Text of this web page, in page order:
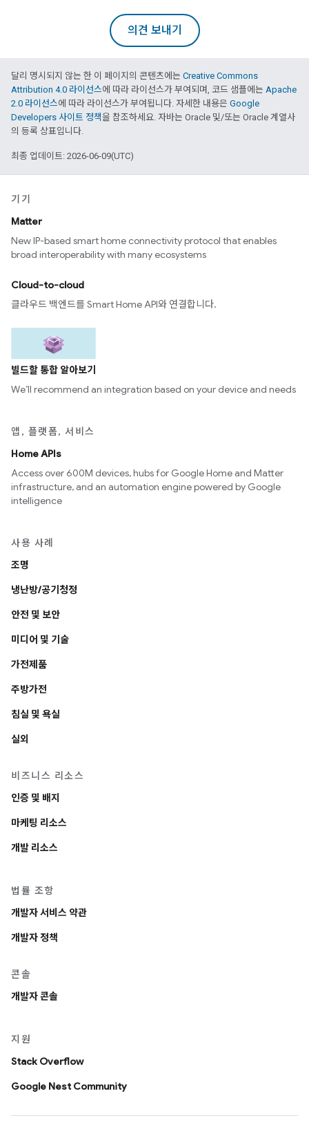
의견 보내기
달리 명시되지 않는 한 이 페이지의 콘텐츠에는 Creative Commons
Attribution 4.0 라이선스에 따라 라이선스가 부여되며, 코드 샘플에는 Apache
2.0 라이선스에 따라 라이선스가 부여됩니다. 자세한 내용은 Google
Developers 사이트 정책을 참조하세요. 자바는 Oracle 및/또는 Oracle 계열사
의 등록 상표입니다.
최종 업데이트: 2026-06-09(UTC)
기기
Matter
New IP-based smart home connectivity protocol that enables
broad interoperability with many ecosystems
Cloud-to-cloud
클라우드 백엔드를 Smart Home API와 연결합니다.
빌드할 통합 알아보기
We’ll recommend an integration based on your device and needs
앱, 플랫폼, 서비스
Home APIs
Access over 600M devices, hubs for Google Home and Matter
infrastructure, and an automation engine powered by Google
intelligence
사용 사례
조명
냉난방/공기청정
안전 및 보안
미디어 및 기술
가전제품
주방가전
침실 및 욕실
실외
비즈니스 리소스
인증 및 배지
마케팅 리소스
개발 리소스
법률 조항
개발자 서비스 약관
개발자 정책
콘솔
개발자 콘솔
지원
Stack Overflow
Google Nest Community